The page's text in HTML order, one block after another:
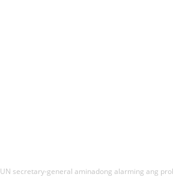
UN secretary-general aminadong alarming ang